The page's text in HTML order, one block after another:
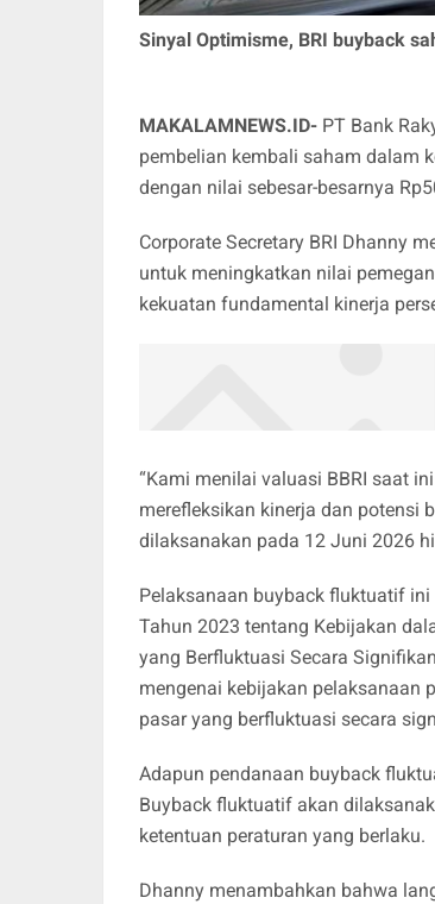
Sinyal Optimisme, BRI buyback
MAKALAMNEWS.ID- PT Bank
pembelian kembali saham dalam
dengan nilai sebesar-besarnya
Corporate Secretary BRI Dhanny
untuk meningkatkan nilai
kekuatan fundamental kinerja
“Kami menilai valuasi BBRI saat
merefleksikan kinerja dan potensi
dilaksanakan pada 12 Juni 2026
Pelaksanaan buyback fluktuatif
Tahun 2023 tentang Kebijakan
yang Berfluktuasi Secara
mengenai kebijakan pelaksanaan
pasar yang berfluktuasi secara
Adapun pendanaan buyback
Buyback fluktuatif akan
ketentuan peraturan yang berlaku.
Dhanny menambahkan bahwa